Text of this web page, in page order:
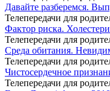
Давайте разберемся.
Телепередачи для
Фактор риска.
Телепередачи для
Среда обитания.
Телепередачи для
Чистосердечное
Телепередачи для